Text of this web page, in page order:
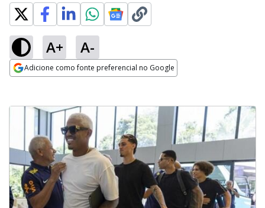
A+ A-
Adicione como fonte preferencial no Google